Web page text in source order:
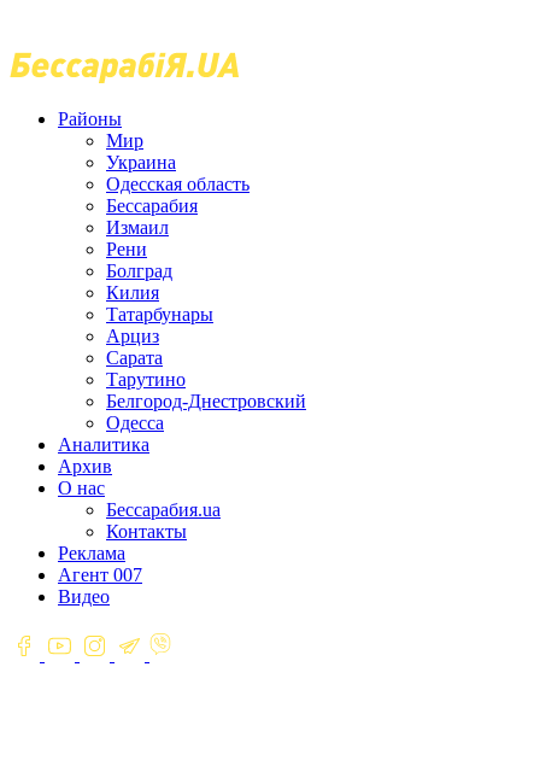
Районы
Мир
Украина
Одесская область
Бессарабия
Измаил
Рени
Болград
Килия
Татарбунары
Арциз
Сарата
Тарутино
Белгород-Днестровский
Одесса
Аналитика
Архив
О нас
Бессарабия.ua
Контакты
Реклама
Агент 007
Видео